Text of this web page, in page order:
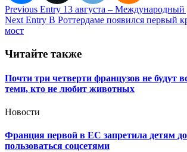
Навигация
по
Previous Entry 13 августа – Международный
Next Entry В Роттердаме появился первый
мост
Читайте также
Почти три четверти французов не будут
теми, кто не любит животных
Новости
Франция первой в ЕС запретила детям до
пользоваться соцсетями